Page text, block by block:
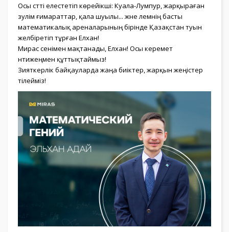
Осы сәтті елестетіп көрейікші: Куала-Лумпур, жарқыраған
зәулім ғимараттар, қала шуылы... және әлемнің басты
математикалық ареналарының бірінде Қазақстан туын
желбіретіп тұрған Елхан!
Мирас сенімен мақтанады, Елхан! Осы керемет
нәтижеңмен құттықтаймыз!
Зияткерлік байқауларда жаңа биіктер, жарқын жеңістер
тілейміз!